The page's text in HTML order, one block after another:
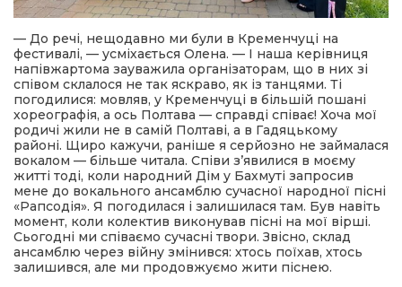
— До речі, нещодавно ми були в Кременчуці на
фестивалі, — усміхається Олена. — І наша керівниця
напівжартома зауважила організаторам, що в них зі
співом склалося не так яскраво, як із танцями. Ті
погодилися: мовляв, у Кременчуці в більшій пошані
хореографія, а ось Полтава — справді співає! Хоча мої
родичі жили не в самій Полтаві, а в Гадяцькому
районі. Щиро кажучи, раніше я серйозно не займалася
вокалом — більше читала. Співи з’явилися в моєму
житті тоді, коли народний Дім у Бахмуті запросив
мене до вокального ансамблю сучасної народної пісні
«Рапсодія». Я погодилася і залишилася там. Був навіть
момент, коли колектив виконував пісні на мої вірші.
Сьогодні ми співаємо сучасні твори. Звісно, склад
ансамблю через війну змінився: хтось поїхав, хтось
залишився, але ми продовжуємо жити піснею.